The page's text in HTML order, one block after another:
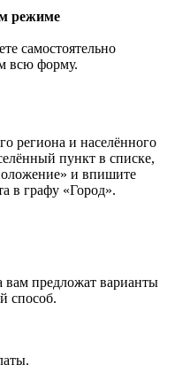
режиме
самостоятельно
всю форму.
региона и населённого
пункт в списке,
и впишите
в графу «Город».
вам предложат варианты
способ.